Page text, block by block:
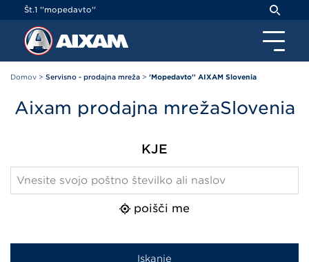
Št.1 ''mopedavto''
Domov > Servisno - prodajna mreža > 'Mopedavto'' AIXAM Slovenia
Aixam prodajna mrežaSlovenia
KJE
poišči me
Cookies management panel